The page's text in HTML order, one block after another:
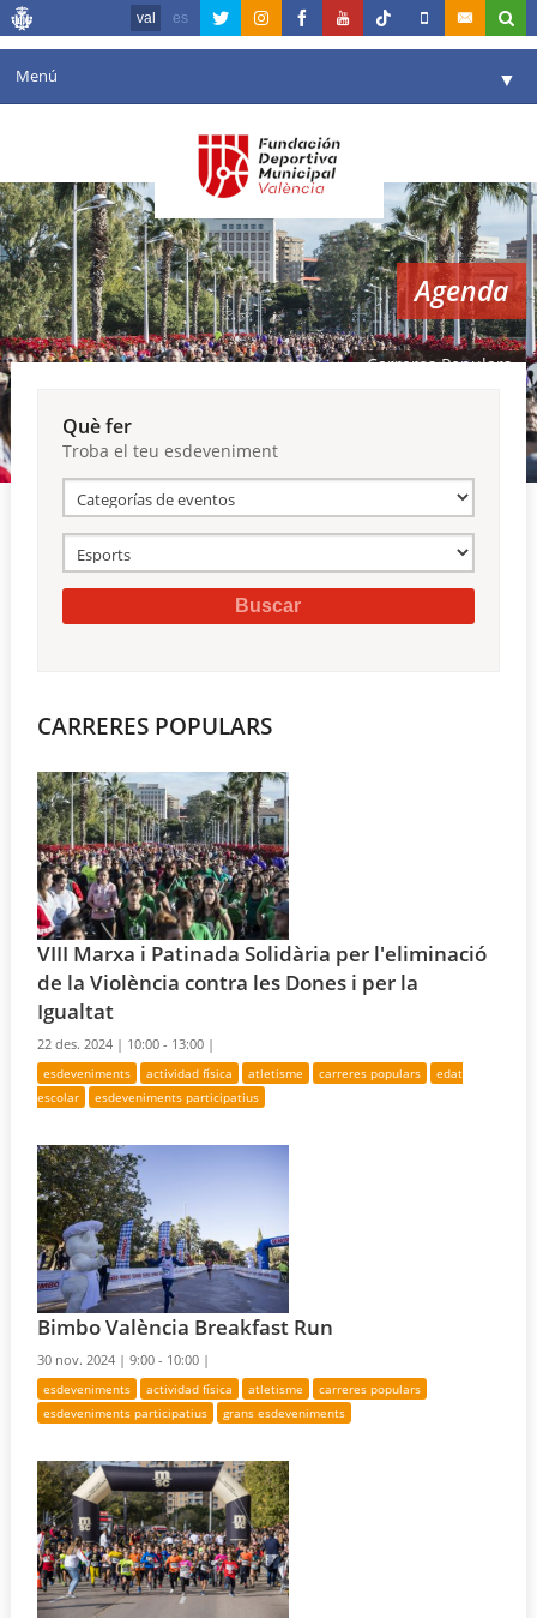
val es
Menú ▼
Agenda
Instal·lacions ▼
Comunicació ▼
València en esport ▼
Reserves
Agenda
Carreres Populars
Què fer
Troba el teu esdeveniment
CARRERES POPULARS
VIII Marxa i Patinada Solidària per l'eliminació
de la Violència contra les Dones i per la
Igualtat
22 des. 2024 | 10:00 - 13:00 |
esdeveniments actividad física atletisme carreres populars
edat
escolar
esdeveniments participatius
Bimbo València Breakfast Run
30 nov. 2024 |9:00 - 10:00 |
esdeveniments actividad física atletisme
carreres populars
esdeveniments participatius
grans esdeveniments